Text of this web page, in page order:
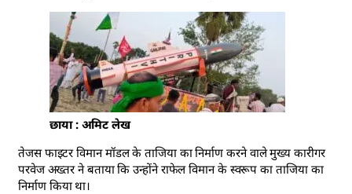
छाया : अमिट लेख
तेजस फाइटर विमान मॉडल के ताजिया का निर्माण करने वाले मुख्य कारीगर
परवेज अख्तर ने बताया कि उन्होंने राफेल विमान के स्वरूप का ताजिया का
निर्माण किया था।